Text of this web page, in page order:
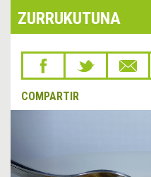
ZURRUKUTUNA
COMPARTIR